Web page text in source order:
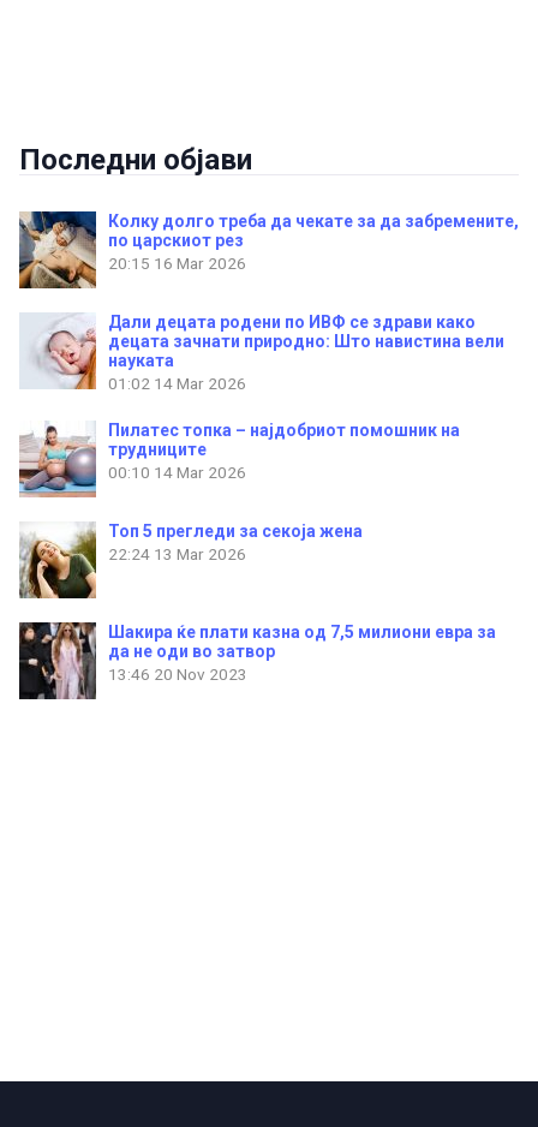
Последни објави
Колку долго треба да чекате за да забремените,
по царскиот рез
20:15 16 Mar 2026
Дали децата родени по ИВФ се здрави како
децата зачнати природно: Што навистина вели
науката
01:02 14 Mar 2026
Пилатес топка – најдобриот помошник на
трудниците
00:10 14 Mar 2026
Топ 5 прегледи за секоја жена
22:24 13 Mar 2026
Шакира ќе плати казна од 7,5 милиони евра за
да не оди во затвор
13:46 20 Nov 2023